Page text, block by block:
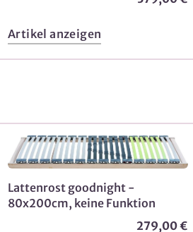
Artikel anzeigen
Lattenrost goodnight -
80x200cm, keine Funktion
279,00 €